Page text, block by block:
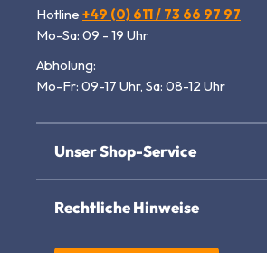
Hotline +49 (0) 611 / 73 66 97 97
Mo-Sa: 09 - 19 Uhr
Abholung:
Mo-Fr: 09-17 Uhr, Sa: 08-12 Uhr
Unser Shop-Service
Rechtliche Hinweise